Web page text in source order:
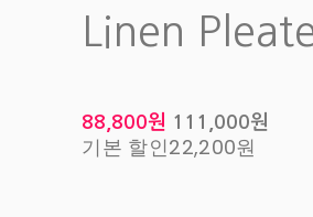
Linen
88,800원 111,000원
기본 할인22,200원